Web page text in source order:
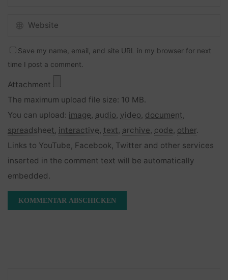
Save my name, email, and site URL in my browser for next
time I post a comment.
Attachment
The maximum upload file size: 10 MB.
You can upload: image, audio, video, document,
spreadsheet, interactive, text, archive, code, other.
Links to YouTube, Facebook, Twitter and other services
inserted in the comment text will be automatically
embedded.